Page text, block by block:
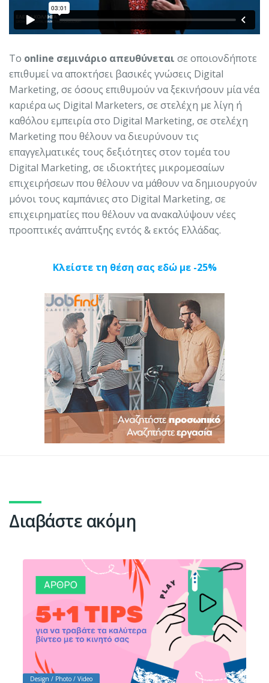
Το online σεμινάριο απευθύνεται σε οποιονδήποτε
επιθυμεί να αποκτήσει βασικές γνώσεις Digital
Marketing, σε όσους επιθυμούν να ξεκινήσουν μία νέα
καριέρα ως Digital Marketers, σε στελέχη με λίγη ή
καθόλου εμπειρία στο Digital Marketing, σε στελέχη
Marketing που θέλουν να διευρύνουν τις
επαγγελματικές τους δεξιότητες στον τομέα του
Digital Marketing, σε ιδιοκτήτες μικρομεσαίων
επιχειρήσεων που θέλουν να μάθουν να δημιουργούν
μόνοι τους καμπάνιες στο Digital Marketing, σε
επιχειρηματίες που θέλουν να ανακαλύψουν νέες
προοπτικές ανάπτυξης εντός & εκτός Ελλάδας.
Κλείστε τη θέση σας εδώ με -25%
Διαβάστε ακόμη
Design / Photo / Video